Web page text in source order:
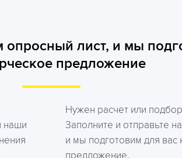
опросный лист, и мы
предложение
наши
Нужен расчет или
Заполните и отправьте
и мы подготовим для
предложение.